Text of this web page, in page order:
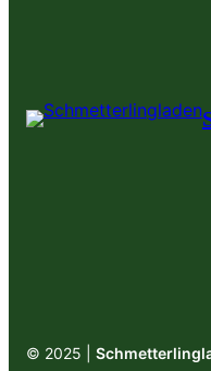
© 2025 |